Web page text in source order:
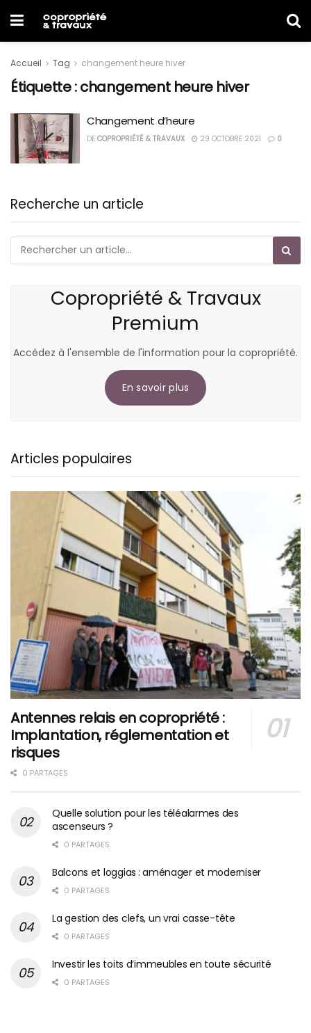
Accueil Tag changement heure hiver
Étiquette :changement heure hiver
Changement d’heure
DE COPROPRIÉTÉ & TRAVAUX 29 OCTOBRE 2021 0
Recherche un article
Copropriété & Travaux
Premium
Accédez à l'ensemble de l'information pour la copropriété.
En savoir plus
Articles populaires
Antennes relais en copropriété :
Implantation, réglementation et
risques
0 PARTAGES
Quelle solution pour les téléalarmes des
ascenseurs ?
0 PARTAGES
Balcons et loggias : aménager et moderniser
0 PARTAGES
La gestion des clefs, un vrai casse-tête
0 PARTAGES
Investir les toits d’immeubles en toute sécurité
0 PARTAGES